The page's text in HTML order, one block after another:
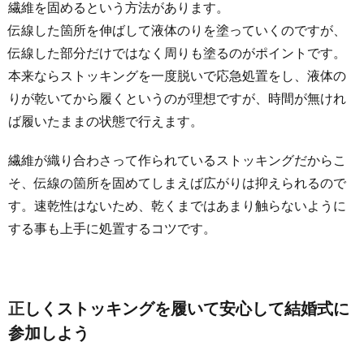
繊維を固めるという方法があります。
伝線した箇所を伸ばして液体のりを塗っていくのですが、
伝線した部分だけではなく周りも塗るのがポイントです。
本来ならストッキングを一度脱いで応急処置をし、液体の
りが乾いてから履くというのが理想ですが、時間が無けれ
ば履いたままの状態で行えます。
繊維が織り合わさって作られているストッキングだからこ
そ、伝線の箇所を固めてしまえば広がりは抑えられるので
す。速乾性はないため、乾くまではあまり触らないように
する事も上手に処置するコツです。
正しくストッキングを履いて安心して結婚式に
参加しよう